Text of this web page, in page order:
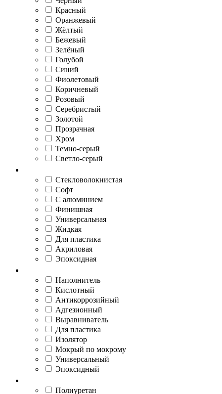
Красный
Оранжевый
Жёлтый
Бежевый
Зелёный
Голубой
Синий
Фиолетовый
Коричневый
Розовый
Серебристый
Золотой
Прозрачная
Хром
Темно-серый
Светло-серый
Стекловолокнистая
Софт
С алюминием
Финишная
Универсальная
Жидкая
Для пластика
Акриловая
Эпоксидная
Наполнитель
Кислотный
Антикоррозийный
Адгезионный
Выравниватель
Для пластика
Изолятор
Мокрый по мокрому
Универсальный
Эпоксидный
Полиуретан